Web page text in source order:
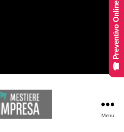
Menu
☎ Preventivo Online